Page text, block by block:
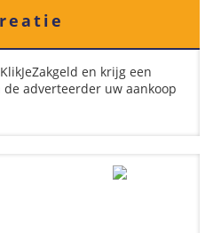
en krijg een
adverteerder uw aankoop